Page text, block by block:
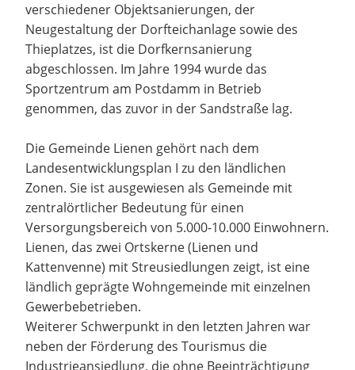
verschiedener Objektsanierungen, der
Neugestaltung der Dorfteichanlage sowie des
Thieplatzes, ist die Dorfkernsanierung
abgeschlossen. Im Jahre 1994 wurde das
Sportzentrum am Postdamm in Betrieb
genommen, das zuvor in der Sandstraße lag.
Die Gemeinde Lienen gehört nach dem
Landesentwicklungsplan I zu den ländlichen
Zonen. Sie ist ausgewiesen als Gemeinde mit
zentralörtlicher Bedeutung für einen
Versorgungsbereich von 5.000-10.000 Einwohnern.
Lienen, das zwei Ortskerne (Lienen und
Kattenvenne) mit Streusiedlungen zeigt, ist eine
ländlich geprägte Wohngemeinde mit einzelnen
Gewerbebetrieben.
Weiterer Schwerpunkt in den letzten Jahren war
neben der Förderung des Tourismus die
Industrieansiedlung, die ohne Beeinträchtigung